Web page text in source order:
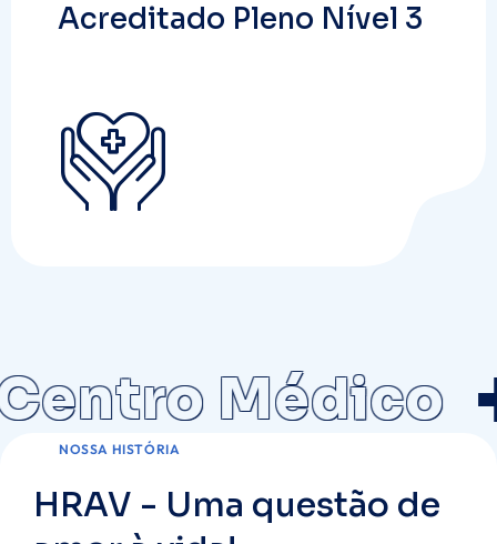
Acreditado Pleno Nível 3
Médico
NOSSA HISTÓRIA
HRAV - Uma questão de